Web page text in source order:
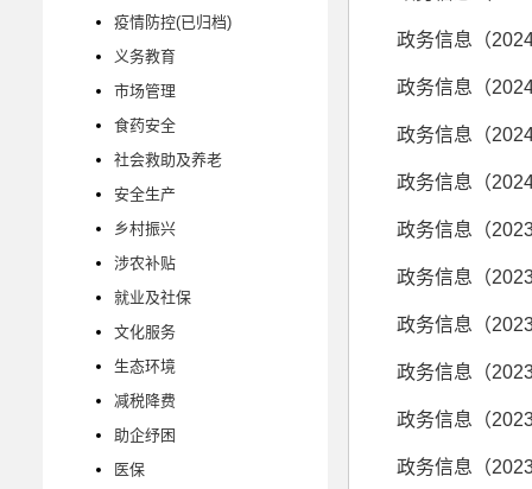
疫情防控(已归档)
义务教育
市场管理
食药安全
社会救助及养老
安全生产
乡村振兴
涉农补贴
就业及社保
文化服务
生态环境
减税降费
助企纾困
医保
政务信息（
政务信息（
政务信息（
政务信息（
政务信息（
政务信息（
政务信息（
政务信息（
政务信息（
政务信息（